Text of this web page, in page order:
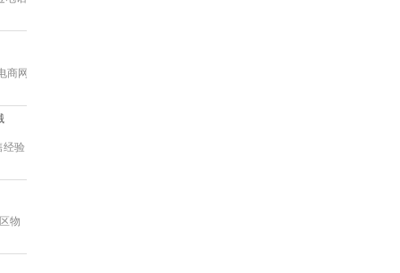
商网
经验
物